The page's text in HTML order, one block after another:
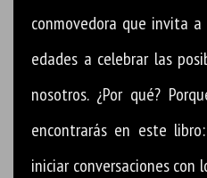
conmovedora que invita
edades a celebrar las
nosotros. ¿Por qué?
encontrarás en este
iniciar conversaciones con